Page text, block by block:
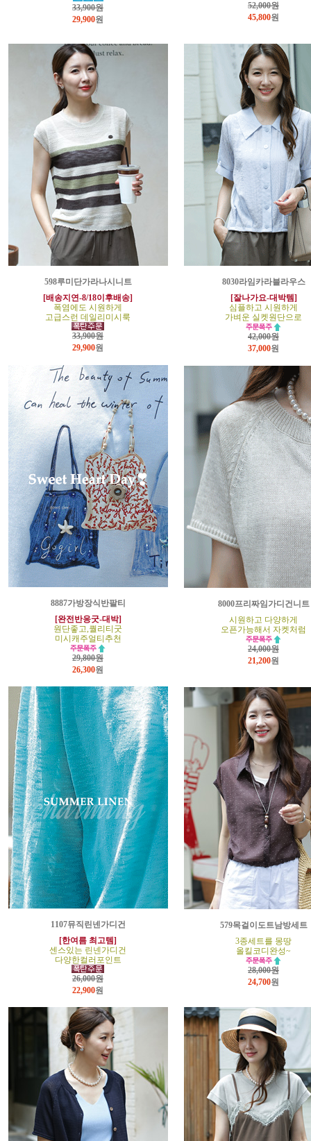
33,900원
29,900원
52,000원
45,800원
598루미단가라나시니트
[배송지연-8/18이후배송]
폭염에도 시원하게
고급스런 데일리미시룩
33,900원
29,900원
8030라임카라블라우스
[잘나가요-대박템]
심플하고 시원하게
가벼운 실켓원단으로
42,000원
37,000원
8887가방장식반팔티
[완전반응굿-대박]
원단좋고,퀄리티굿
미시캐주얼티추천
29,800원
26,300원
8000프리짜임가디건니트
시원하고 다양하게
오픈가능해서 자켓처럼
24,000원
21,200원
1107뮤직린넨가디건
[한여름 최고템]
센스있는 린넨가디건
다양한컬러포인트
26,000원
22,900원
579목걸이도트남방세트
3종세트를 몽땅
올킬코디완성~
28,000원
24,700원